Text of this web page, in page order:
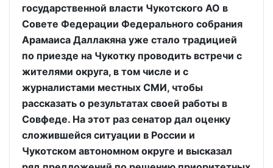
государственной власти Чукотского АО в
Совете Федерации Федерального собрания
Арамаиса Даллакяна уже стало традицией
по приезде на Чукотку проводить встречи с
жителями округа, в том числе и с
журналистами местных СМИ, чтобы
рассказать о результатах своей работы в
Совфеде. На этот раз сенатор дал оценку
сложившейся ситуации в России и
Чукотском автономном округе и высказал